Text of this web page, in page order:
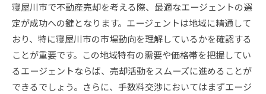
寝屋川市で不動産売却を考える際、最適なエージェントの選
定が成功への鍵となります。エージェントは地域に精通して
おり、特に寝屋川市の市場動向を理解しているかを確認する
ことが重要です。この地域特有の需要や価格帯を把握してい
るエージェントならば、売却活動をスムーズに進めることが
できるでしょう。さらに、手数料交渉においてはまずエージ